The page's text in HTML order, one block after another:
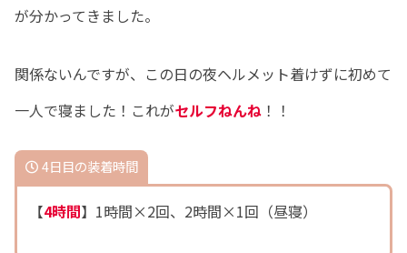
が分かってきました。
関係ないんですが、この日の夜ヘルメット着けずに初めて
一人で寝ました！これがセルフねんね ！！
4日目の装着時間
【4時間】1時間×2回、2時間×1回（昼寝）